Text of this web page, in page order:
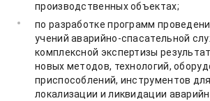
производственных объектах;
по разработке программ
учений аварийно-спасательной
комплексной экспертизы
новых методов, технологий,
приспособлений, инструментов
локализации и ликвидации